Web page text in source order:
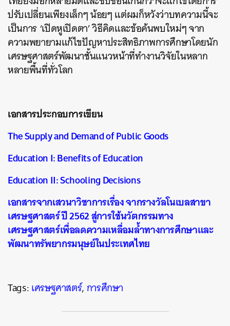
ปรับเปลี่ยนเพียงเล็กๆ น้อยๆ แต่ผมก็หวังว่าบทความนี้จะ
เป็นการ ‘เปิดหูเปิดตา’ วิธีคิดและข้อค้นพบใหม่ๆ จาก
ความพยายามแก้ไขปัญหาประสิทธิภาพการศึกษาโดยนัก
เศรษฐศาสตร์พัฒนาชั้นแนวหน้าที่ทำงานวิจัยในหลาก
หลายพื้นที่ทั่วโลก
เอกสารประกอบการเขียน
The Supply and Demand of Public Goods
Education I: Benefits of Education
Education II: Schooling Decisions
เอกสารจากเสวนาวิชาการเรื่อง จากรางวัลโนเบลสาขา
เศรษฐศาสตร์ ปี 2562 สู่การใช้นวัตกรรมทาง
เศรษฐศาสตร์เพื่อลดความเหลื่อมล้ำทางการศึกษาและ
พัฒนาทรัพยากรมนุษย์ในประเทศไทย
Tags:เศรษฐศาสตร์,การศึกษา